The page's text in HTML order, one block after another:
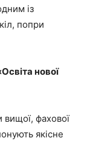
із
попри
нової
вищої, фахової
якісне